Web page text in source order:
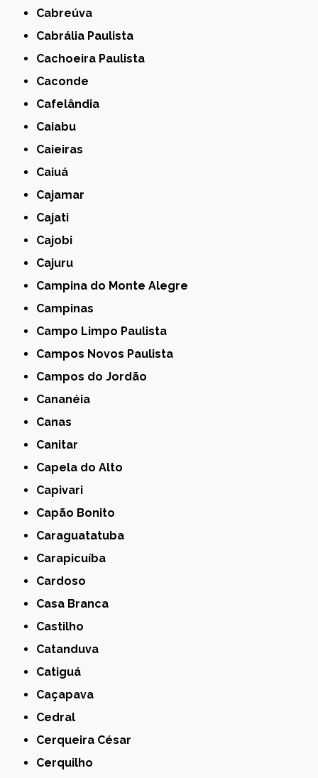
Cabreúva
Cabrália Paulista
Cachoeira Paulista
Caconde
Cafelândia
Caiabu
Caieiras
Caiuá
Cajamar
Cajati
Cajobi
Cajuru
Campina do Monte Alegre
Campinas
Campo Limpo Paulista
Campos Novos Paulista
Campos do Jordão
Cananéia
Canas
Canitar
Capela do Alto
Capivari
Capão Bonito
Caraguatatuba
Carapicuíba
Cardoso
Casa Branca
Castilho
Catanduva
Catiguá
Caçapava
Cedral
Cerqueira César
Cerquilho